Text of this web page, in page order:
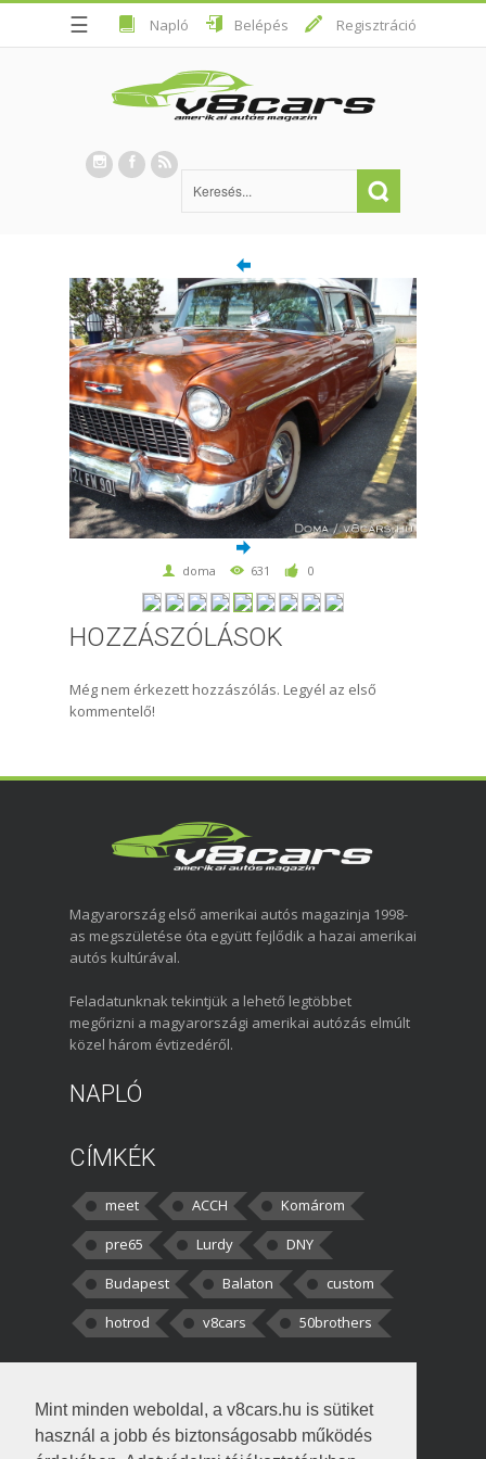
Mint minden weboldal, a v8cars.hu is sütiket
használ a jobb és biztonságosabb működés
☰ Napló Belépés Regisztráció
doma 631 0
HOZZÁSZÓLÁSOK
Még nem érkezett hozzászólás. Legyél az első
kommentelő!
Magyarország első amerikai autós magazinja 1998-
as megszületése óta együtt fejlődik a hazai amerikai
autós kultúrával.
Feladatunknak tekintjük a lehető legtöbbet
megőrizni a magyarországi amerikai autózás elmúlt
közel három évtizedéről.
NAPLÓ
CÍMKÉK
meet ACCH
Komárom
pre65
Lurdy
DNY
Budapest
Balaton
custom
hotrod
v8cars 50brothers
kortisz:Elszúrtam! Én csak két
darabbaal számoltam. Nem tudtam, hogy fél autót,